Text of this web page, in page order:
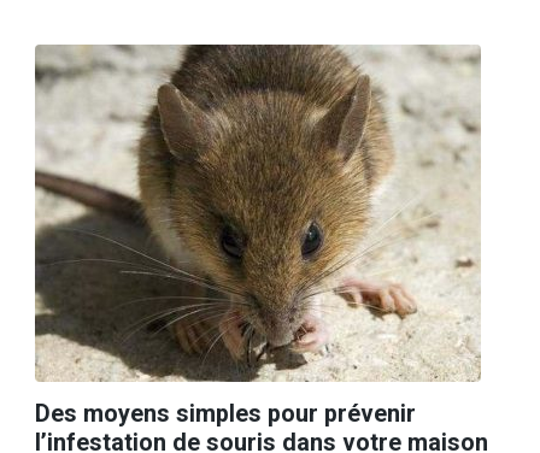
Des moyens simples pour prévenir
l’infestation de souris dans votre maison